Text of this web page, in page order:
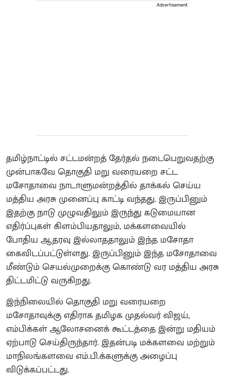
Advertisement
தமிழ்நாட்டில் சட்டமன்றத் தேர்தல் நடைபெறுவதற்கு
முன்பாகவே தொகுதி மறு வரையறை சட்ட
மசோதாவை நாடாளுமன்றத்தில் தாக்கல் செய்ய
மத்திய அரசு முனைப்பு காட்டி வந்தது. இருப்பினும்
இதற்கு நாடு முழுவதிலும் இருந்து கடுமையான
எதிர்ப்புகள் கிளம்பியதாலும், மக்களவையில்
போதிய ஆதரவு இல்லாததாலும் இந்த மசோதா
கைவிடப்பட்டுள்ளது. இருப்பினும் இந்த மசோதாவை
மீண்டும் செயல்முறைக்கு கொண்டு வர மத்திய அரசு
திட்டமிட்டு வருகிறது.
இந்நிலையில் தொகுதி மறு வரையறை
மசோதாவுக்கு எதிராக தமிழக முதல்வர் விஜய்,
எம்பிக்கள் ஆலோசனைக் கூட்டத்தை இன்று மதியம்
ஏற்பாடு செய்திருந்தார். இதன்படி மக்களவை மற்றும்
மாநிலங்களவை எம்.பி.க்களுக்கு அழைப்பு
விடுக்கப்பட்டது.